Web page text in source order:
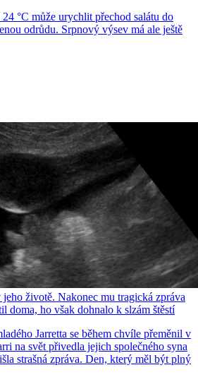
°C může urychlit přechod salátu do
odrůdu. Srpnový výsev má ale ještě
životě. Nakonec mu tragická zpráva
doma, ho však dohnalo k slzám štěstí
Jarretta se během chvíle přeměnil v
na svět přivedla jejich společného syna
strašná zpráva. Den, který měl být plný